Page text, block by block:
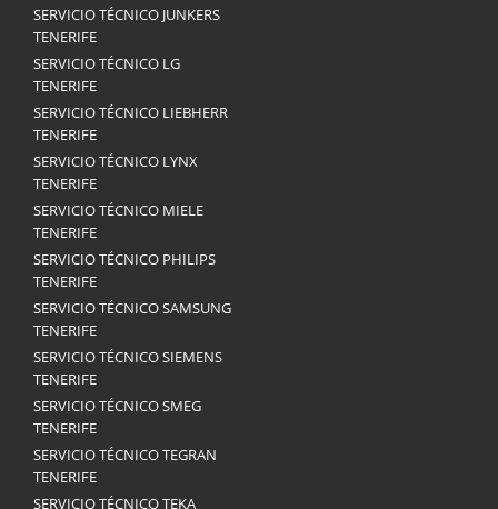
SERVICIO TÉCNICO JUNKERS
TENERIFE
SERVICIO TÉCNICO LG
TENERIFE
SERVICIO TÉCNICO LIEBHERR
TENERIFE
SERVICIO TÉCNICO LYNX
TENERIFE
SERVICIO TÉCNICO MIELE
TENERIFE
SERVICIO TÉCNICO PHILIPS
TENERIFE
SERVICIO TÉCNICO SAMSUNG
TENERIFE
SERVICIO TÉCNICO SIEMENS
TENERIFE
SERVICIO TÉCNICO SMEG
TENERIFE
SERVICIO TÉCNICO TEGRAN
TENERIFE
SERVICIO TÉCNICO TEKA